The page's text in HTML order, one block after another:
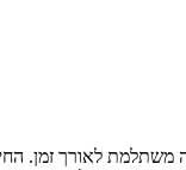
שקלים לעומת כ־400 שקלים למכסה